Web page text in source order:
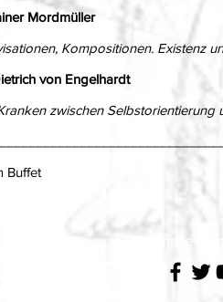
Mordmüller
Kompositionen. Existenz
von Engelhardt
zwischen
Buffet